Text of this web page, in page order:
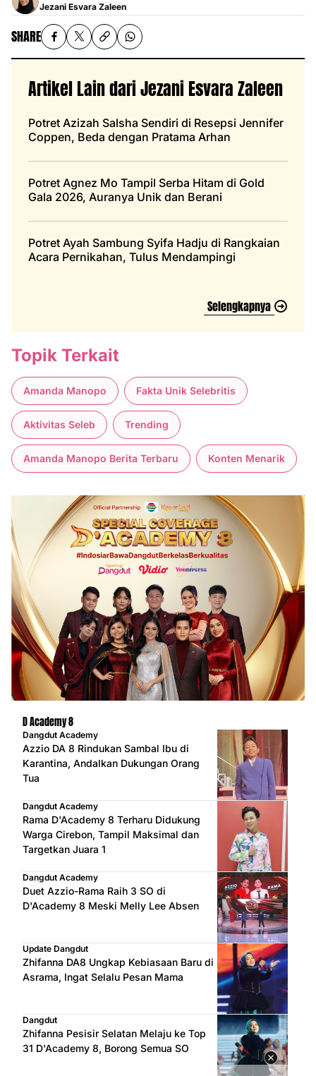
Jezani Esvara Zaleen
SHARE
Artikel Lain dari Jezani Esvara Zaleen
Potret Azizah Salsha Sendiri di Resepsi Jennifer
Coppen, Beda dengan Pratama Arhan
Potret Agnez Mo Tampil Serba Hitam di Gold
Gala 2026, Auranya Unik dan Berani
Potret Ayah Sambung Syifa Hadju di Rangkaian
Acara Pernikahan, Tulus Mendampingi
Selengkapnya
Topik Terkait
Amanda Manopo Fakta Unik Selebritis
Aktivitas Seleb Trending
Amanda Manopo Berita Terbaru Konten Menarik
D Academy 8
Dangdut Academy
Azzio DA 8 Rindukan Sambal Ibu di
Karantina, Andalkan Dukungan Orang
Tua
Dangdut Academy
Rama D'Academy 8 Terharu Didukung
Warga Cirebon, Tampil Maksimal dan
Targetkan Juara 1
Dangdut Academy
Duet Azzio-Rama Raih 3 SO di
D'Academy 8 Meski Melly Lee Absen
Update Dangdut
Zhifanna DA8 Ungkap Kebiasaan Baru di
Asrama, Ingat Selalu Pesan Mama
Dangdut
Zhifanna Pesisir Selatan Melaju ke Top
31 D'Academy 8, Borong Semua SO